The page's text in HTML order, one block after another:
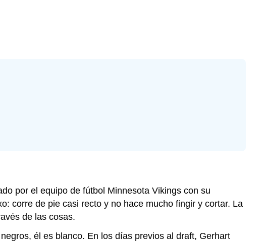
por el equipo de fútbol Minnesota Vikings con su
corre de pie casi recto y no hace mucho fingir y cortar. La
de las cosas.
él es blanco. En los días previos al draft, Gerhart